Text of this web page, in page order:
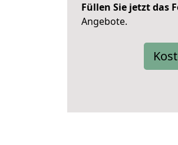
Füllen Sie jetzt das
Angebote.